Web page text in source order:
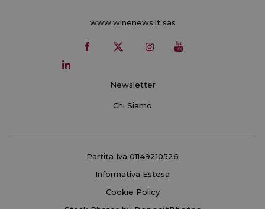
www.winenews.it sas
Newsletter
Chi Siamo
Partita Iva 01149210526
Informativa Estesa
Cookie Policy